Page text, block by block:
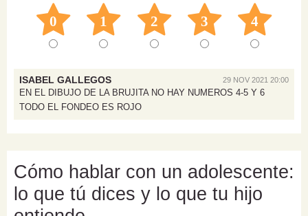
0 1 2 3 4
29 NOV 2021 20:00
ISABEL GALLEGOS
EN EL DIBUJO DE LA BRUJITA NO HAY NUMEROS 4-5 Y 6
TODO EL FONDEO ES ROJO
Cómo hablar con un adolescente:
lo que tú dices y lo que tu hijo